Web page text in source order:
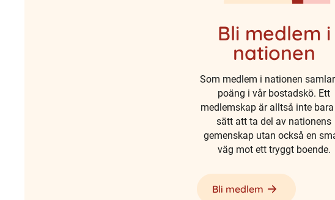
Bli medlem i
nationen
Som medlem i nationen
poäng i vår bostadskö. Ett
medlemskap är alltså inte
sätt att ta del av nationens
gemenskap utan också en
väg mot ett tryggt boende.
Bli medlem